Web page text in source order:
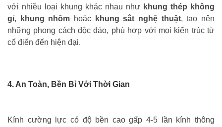
với nhiều loại khung khác nhau như khung thép không
gỉ, khung nhôm hoặc khung sắt nghệ thuật, tạo nên
những phong cách độc đáo, phù hợp với mọi kiến trúc từ
cổ điển đến hiện đại.
4. An Toàn, Bền Bỉ Với Thời Gian
Kính cường lực có độ bền cao gấp 4-5 lần kính thông